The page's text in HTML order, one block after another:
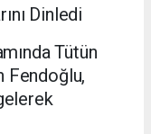
Dinledi
Tütün
Fendoğlu,